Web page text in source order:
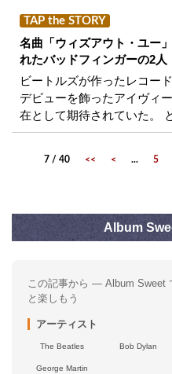
TAP the STORY
名曲「ウィズアウト・ユー
れたバッドフィンガーの2人
ビートルズが作ったレコー
デビューを飾ったアイヴィ
在として期待されていた。
7 / 40 << < ... 5
Album
この記事から — Album Sweet
と楽しもう
アーティスト
The Beatles Bob Dylan
George Martin